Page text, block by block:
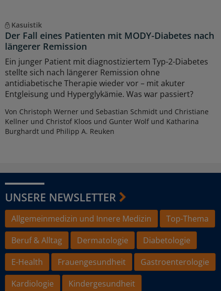
Kasuistik
Der Fall eines Patienten mit MODY-Diabetes nach
längerer Remission
Ein junger Patient mit diagnostiziertem Typ-2-Diabetes
stellte sich nach längerer Remission ohne
antidiabetische Therapie wieder vor – mit akuter
Entgleisung und Hyperglykämie. Was war passiert?
Von Christoph Werner und Sebastian Schmidt und Christiane
Kellner und Christof Kloos und Gunter Wolf und Katharina
Burghardt und Philipp A. Reuken
UNSERE NEWSLETTER
Allgemeinmedizin und Innere Medizin
Top-Thema
Beruf & Alltag
Dermatologie
Diabetologie
E-Health
Frauengesundheit
Gastroenterologie
Kardiologie
Kindergesundheit